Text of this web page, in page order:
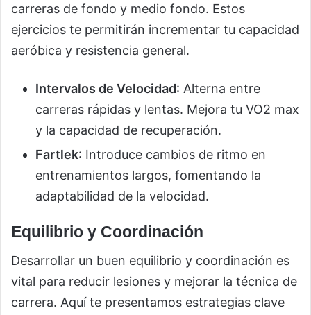
carreras de fondo y medio fondo. Estos
ejercicios te permitirán incrementar tu capacidad
aeróbica y resistencia general.
Intervalos de Velocidad: Alterna entre
carreras rápidas y lentas. Mejora tu VO2 max
y la capacidad de recuperación.
Fartlek: Introduce cambios de ritmo en
entrenamientos largos, fomentando la
adaptabilidad de la velocidad.
Equilibrio y Coordinación
Desarrollar un buen equilibrio y coordinación es
vital para reducir lesiones y mejorar la técnica de
carrera. Aquí te presentamos estrategias clave